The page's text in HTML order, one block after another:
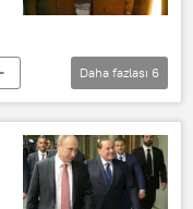
Daha fazlası 6